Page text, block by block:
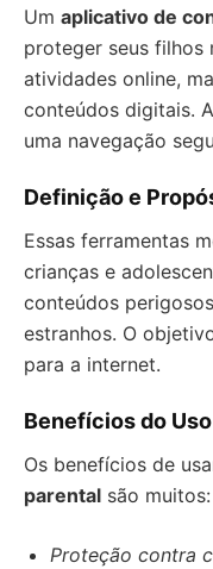
Um aplicativo de
proteger seus filhos
atividades online,
conteúdos digitais.
uma navegação
Definição e
Essas ferramentas
crianças e
conteúdos
estranhos. O
para a internet.
Benefícios do Uso
Os benefícios de
parental são muitos:
Proteção contra